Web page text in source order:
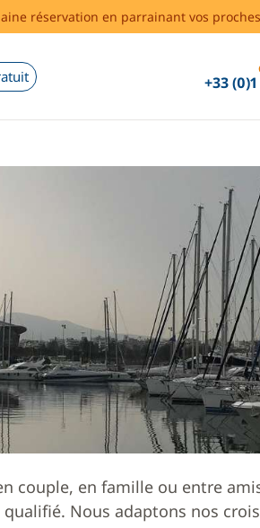
réservation en parrainant vos
+33
couple, en famille ou entre
Nous adaptons nos